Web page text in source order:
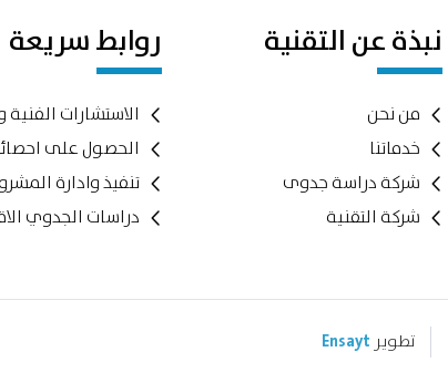
نبذة عن التقنية
من نحن
خدماتنا
شركة دراسة جدوى
شركة التقنية
روابط سريعة
الاستشارات الفنية
الحصول على
تنفيذ وادارة
دراسات الجدوي
تطوير Ensayt